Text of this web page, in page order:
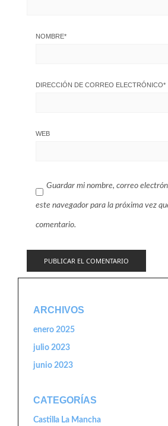
NOMBRE*
DIRECCIÓN DE CORREO ELECTRÓNICO*
WEB
Guardar mi nombre, correo
este navegador para la próxima vez
comentario.
ARCHIVOS
enero 2025
julio 2023
junio 2023
CATEGORÍAS
Castilla La Mancha